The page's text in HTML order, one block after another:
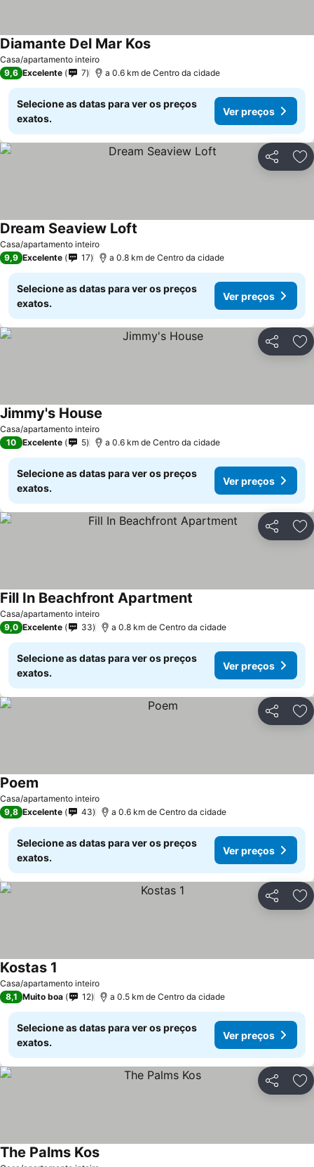
Casa/apartamento inteiro
Diamante Del Mar Kos
9,6 Excelente 7 a 0.6 km de Centro da cidade
Selecione as datas para ver os preços
exatos.
Ver preços
Partilhar
Casa/apartamento inteiro
Dream Seaview Loft
9,9 Excelente 17 a 0.8 km de Centro da cidade
Selecione as datas para ver os preços
exatos.
Ver preços
Partilhar
Casa/apartamento inteiro
Jimmy's House
10 Excelente 5 a 0.6 km de Centro da cidade
Selecione as datas para ver os preços
exatos.
Ver preços
Partilhar
Casa/apartamento inteiro
Fill In Beachfront Apartment
9,0 Excelente 33 a 0.8 km de Centro da cidade
Selecione as datas para ver os preços
exatos.
Ver preços
Partilhar
Casa/apartamento inteiro
Poem
9,8 Excelente 43 a 0.6 km de Centro da cidade
Selecione as datas para ver os preços
exatos.
Ver preços
Partilhar
Casa/apartamento inteiro
Kostas 1
8,1 Muito boa 12 a 0.5 km de Centro da cidade
Selecione as datas para ver os preços
exatos.
Ver preços
Partilhar
The Palms Kos